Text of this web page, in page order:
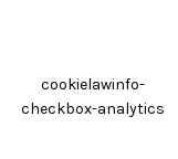
cookielawinfo-
checkbox-analytics